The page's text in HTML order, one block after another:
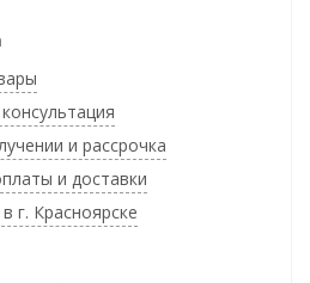
и рассрочка
и доставки
г. Красноярске